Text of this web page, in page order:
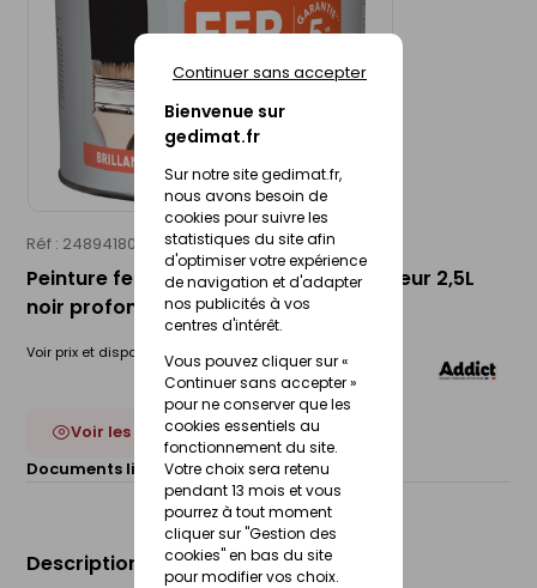
Bienvenue sur
gedimat.fr
Sur notre site gedimat.fr,
nous avons besoin de
cookies pour suivre les
statistiques du site afin
d'optimiser votre expérience
de navigation et d'adapter
nos publicités à vos
centres d'intérêt.
Vous pouvez cliquer sur «
Continuer sans accepter »
pour ne conserver que les
cookies essentiels au
fonctionnement du site.
Votre choix sera retenu
pendant 13 mois et vous
pourrez à tout moment
cliquer sur "Gestion des
cookies" en bas du site
pour modifier vos choix.
Continuer sans accepter
Réf : 24894180 ADDICT
Peinture fer antirouille intérieur-extérieur 2,5L
noir profond
Voir prix et disponibilité en magasin
Voir les 4 déclinaisons
Documents liés :
Fiche de sécurité (FdS)
Description du produit